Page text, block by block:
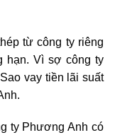
từ công ty riêng
hạn. Vì sợ công ty
vay tiền lãi suất
ty Phương Anh có